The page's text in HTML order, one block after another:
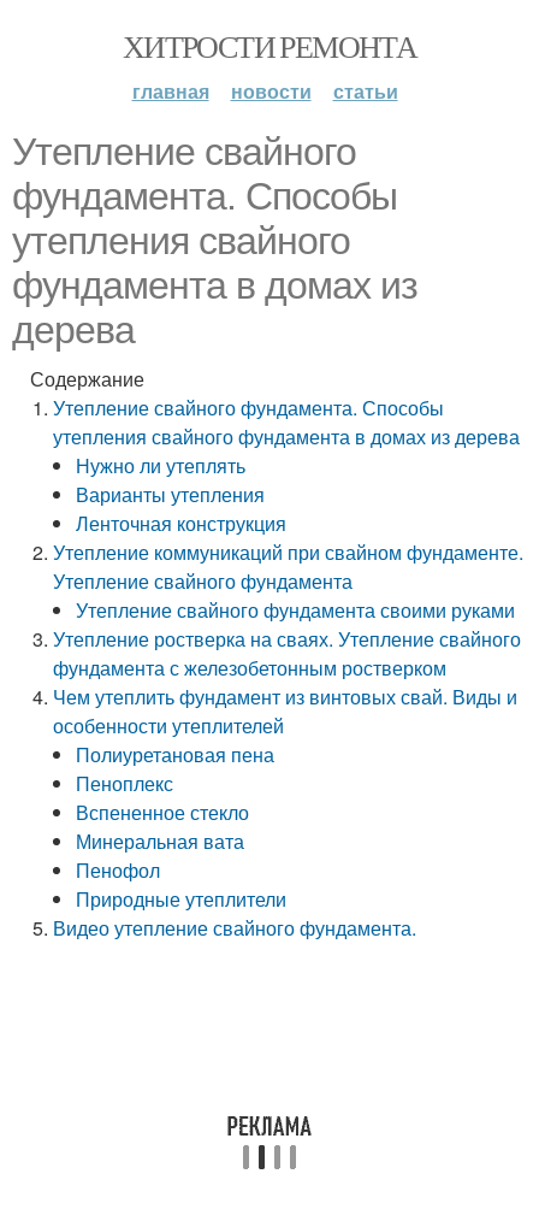
ХИТРОСТИ РЕМОНТА
главная новости статьи
Утепление свайного
фундамента. Способы
утепления свайного
фундамента в домах из
дерева
Содержание
Утепление свайного фундамента. Способы
утепления свайного фундамента в домах из дерева
Нужно ли утеплять
Варианты утепления
Ленточная конструкция
Утепление коммуникаций при свайном фундаменте.
Утепление свайного фундамента
Утепление свайного фундамента своими руками
Утепление ростверка на сваях. Утепление свайного
фундамента с железобетонным ростверком
Чем утеплить фундамент из винтовых свай. Виды и
особенности утеплителей
Полиуретановая пена
Пеноплекс
Вспененное стекло
Минеральная вата
Пенофол
Природные утеплители
Видео утепление свайного фундамента.